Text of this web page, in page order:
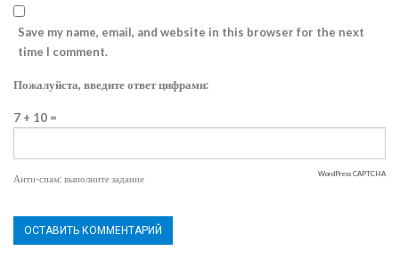
Save my name, email, and website in this browser for the next
time I comment.
Пожалуйста, введите ответ цифрами:
7 + 10 =
Анти-спам: выполните задание WordPress CAPTCHA